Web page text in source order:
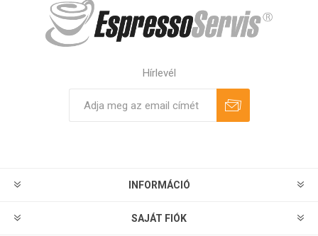
Hírlevél
INFORMÁCIÓ
SAJÁT FIÓK